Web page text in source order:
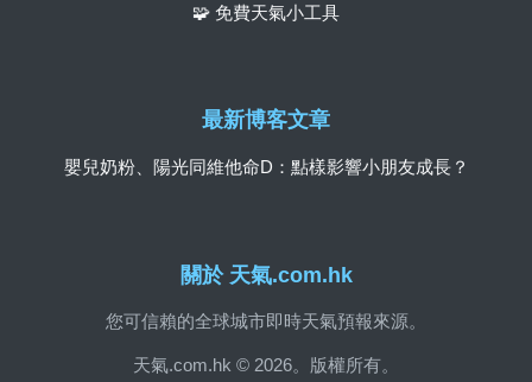
關於 天氣.com.hk
您可信賴的全球城市即時天氣預報來源。
天氣.com.hk © 2026。版權所有。
🧩 免費天氣小工具
最新博客文章
嬰兒奶粉、陽光同維他命D：點樣影響小朋友成長？